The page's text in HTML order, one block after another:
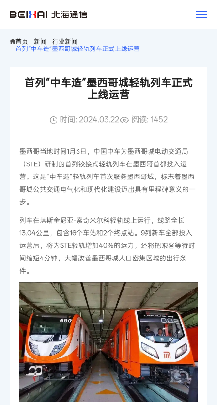
首页 新闻
行业新闻
首列“中车造”墨西哥城轻轨列车正式上线运营
首列“中车造”墨西哥城轻轨列车正式
上线运营
时间: 2024.03.22 阅读: 1452
墨西哥当地时间1月3日，中国中车为墨西哥城电动交通局
（STE）研制的首列铰接式轻轨列车在墨西哥首都投入运
营。这是“中车造”轻轨列车首次服务墨西哥城，标志着墨西
哥城公共交通电气化和现代化建设迈出具有里程碑意义的一
步。
列车在塔斯奎尼亚-索奇米尔科轻轨线上运行，线路全长
13.04公里，包含16个车站和2个终点站。9列新车全部投入
运营后，将为STE轻轨增加40%的运力，还将把乘客等待时
间缩短4分钟，大幅改善墨西哥城人口密集区域的出行条
件。